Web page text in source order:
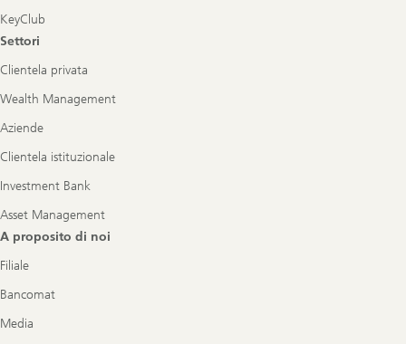
KeyClub
Settori
Clientela privata
Wealth Management
Aziende
Clientela istituzionale
Investment Bank
Asset Management
A proposito di noi
Filiale
Bancomat
Media